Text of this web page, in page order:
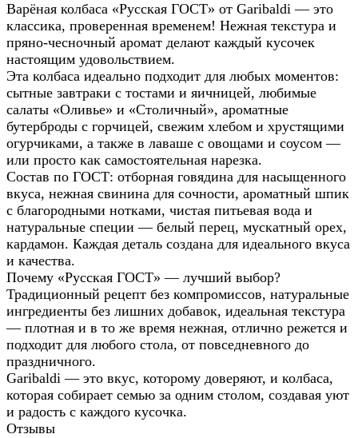
Варёная колбаса «Русская ГОСТ» от Garibaldi — это
классика, проверенная временем! Нежная текстура и
пряно-чесночный аромат делают каждый кусочек
настоящим удовольствием.
Эта колбаса идеально подходит для любых моментов:
сытные завтраки с тостами и яичницей, любимые
салаты «Оливье» и «Столичный», ароматные
бутерброды с горчицей, свежим хлебом и хрустящими
огурчиками, а также в лаваше с овощами и соусом —
или просто как самостоятельная нарезка.
Состав по ГОСТ: отборная говядина для насыщенного
вкуса, нежная свинина для сочности, ароматный шпик
с благородными нотками, чистая питьевая вода и
натуральные специи — белый перец, мускатный орех,
кардамон. Каждая деталь создана для идеального вкуса
и качества.
Почему «Русская ГОСТ» — лучший выбор?
Традиционный рецепт без компромиссов, натуральные
ингредиенты без лишних добавок, идеальная текстура
— плотная и в то же время нежная, отлично режется и
подходит для любого стола, от повседневного до
праздничного.
Garibaldi — это вкус, которому доверяют, и колбаса,
которая собирает семью за одним столом, создавая уют
и радость с каждого кусочка.
Отзывы